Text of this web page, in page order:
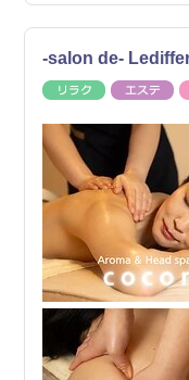
-salon de-
リラク